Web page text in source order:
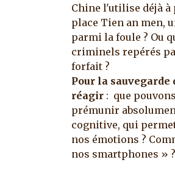
Chine l'utilise déjà à
place Tien an men,
parmi la foule ? Ou
criminels repérés
forfait ?
Pour la
réagir : que
prémunir
cognitive, qui
nos émotions ?
nos smartphones » ?